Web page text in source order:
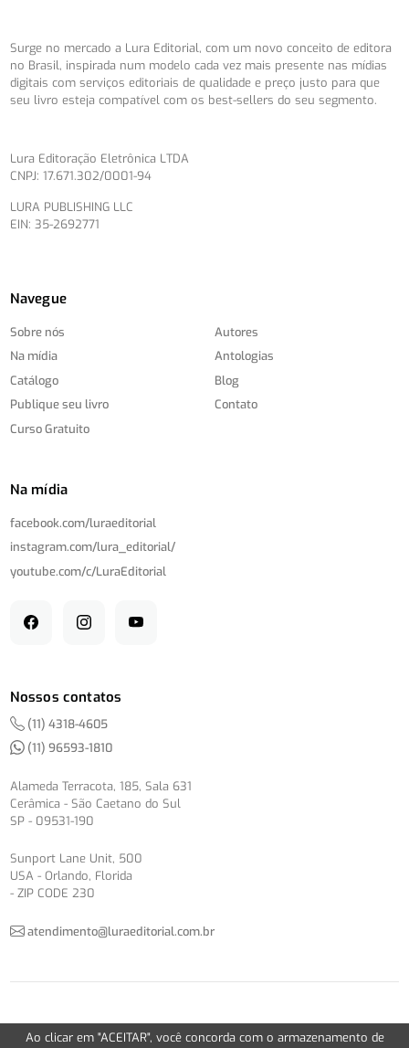
Surge no mercado a Lura Editorial, com um novo conceito de editora
no Brasil, inspirada num modelo cada vez mais presente nas mídias
digitais com serviços editoriais de qualidade e preço justo para que
seu livro esteja compatível com os best-sellers do seu segmento.
Lura Editoração Eletrônica LTDA
CNPJ: 17.671.302/0001-94
LURA PUBLISHING LLC
EIN: 35-2692771
Navegue
Sobre nós
Na mídia
Catálogo
Publique seu livro
Curso Gratuito
Autores
Antologias
Blog
Contato
Na mídia
facebook.com/luraeditorial
instagram.com/lura_editorial/
youtube.com/c/LuraEditorial
Nossos contatos
(11) 4318-4605
(11) 96593-1810
Alameda Terracota, 185, Sala 631
Cerâmica - São Caetano do Sul
SP - 09531-190
Sunport Lane Unit, 500
USA - Orlando, Florida
- ZIP CODE 230
atendimento@luraeditorial.com.br
© Copyright 2012-2026 -Política de Privacidade
Ao clicar em "ACEITAR", você concorda com o armazenamento de